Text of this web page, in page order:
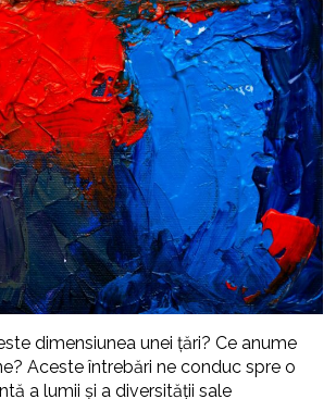
dimensiunea unei țări? Ce anume
Aceste întrebări ne conduc spre o
a lumii și a diversității sale